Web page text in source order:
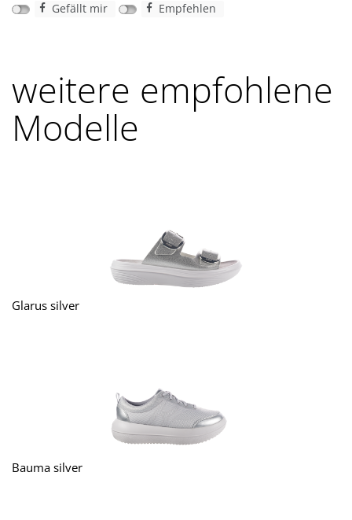
Gefällt mir Empfehlen
weitere empfohlene
Modelle
Glarus silver
Bauma silver